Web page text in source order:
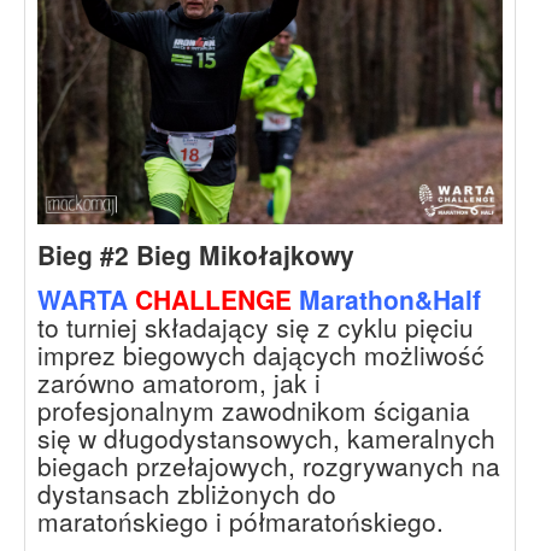
Bieg #2 Bieg Mikołajkowy
WARTA CHALLENGE Marathon&Half
to turniej składający się z cyklu pięciu
imprez biegowych dających możliwość
zarówno amatorom, jak i
profesjonalnym zawodnikom ścigania
się w długodystansowych, kameralnych
biegach przełajowych, rozgrywanych na
dystansach zbliżonych do
maratońskiego i półmaratońskiego.